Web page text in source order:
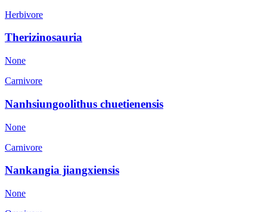
Herbivore
Therizinosauria
None
Carnivore
Nanhsiungoolithus chuetienensis
None
Carnivore
Nankangia jiangxiensis
None